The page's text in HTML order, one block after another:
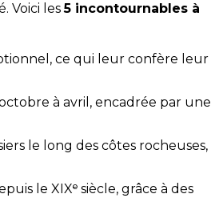
Voici les5 incontournables à
ce qui leur confère leur
à avril, encadrée par une
le long des côtes rocheuses,
le XIXᵉ siècle, grâce à des